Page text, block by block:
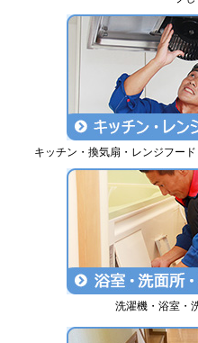
キッチン・換気扇・レンジフー
洗濯機・浴室・